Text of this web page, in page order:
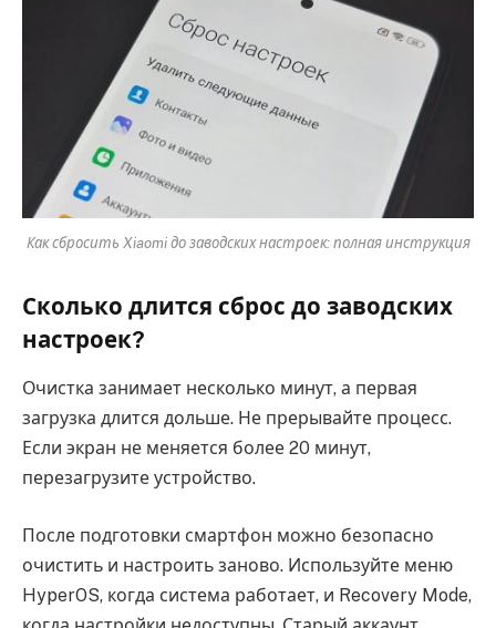
Как сбросить Xiaomi до заводских настроек: полная инструкция
Сколько длится сброс до заводских
настроек?
Очистка занимает несколько минут, а первая
загрузка длится дольше. Не прерывайте процесс.
Если экран не меняется более 20 минут,
перезагрузите устройство.
После подготовки смартфон можно безопасно
очистить и настроить заново. Используйте меню
HyperOS, когда система работает, и Recovery Mode,